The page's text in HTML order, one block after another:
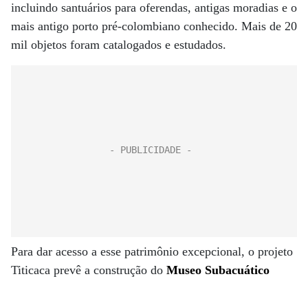
incluindo santuários para oferendas, antigas moradias e o
mais antigo porto pré-colombiano conhecido. Mais de 20
mil objetos foram catalogados e estudados.
Para dar acesso a esse patrimônio excepcional, o projeto
Titicaca prevê a construção do Museo Subacuático